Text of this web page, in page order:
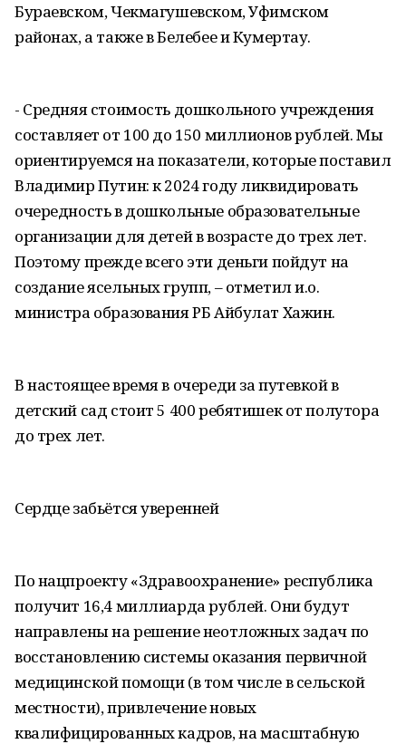
Бураевском, Чекмагушевском, Уфимском
районах, а также в Белебее и Кумертау.
- Средняя стоимость дошкольного учреждения
составляет от 100 до 150 миллионов рублей. Мы
ориентируемся на показатели, которые поставил
Владимир Путин: к 2024 году ликвидировать
очередность в дошкольные образовательные
организации для детей в возрасте до трех лет.
Поэтому прежде всего эти деньги пойдут на
создание ясельных групп, – отметил и.о.
министра образования РБ Айбулат Хажин.
В настоящее время в очереди за путевкой в
детский сад стоит 5 400 ребятишек от полутора
до трех лет.
Сердце забьётся уверенней
По нацпроекту «Здравоохранение» республика
получит 16,4 миллиарда рублей. Они будут
направлены на решение неотложных задач по
восстановлению системы оказания первичной
медицинской помощи (в том числе в сельской
местности), привлечение новых
квалифицированных кадров, на масштабную